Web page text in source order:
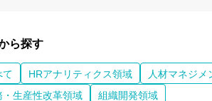
ら探す
て HRアナリティクス領域
人材マネジ
・生産性改革領域
組織開発領域